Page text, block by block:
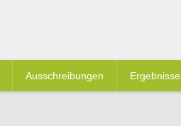
Ausschreibungen Ergebnisse